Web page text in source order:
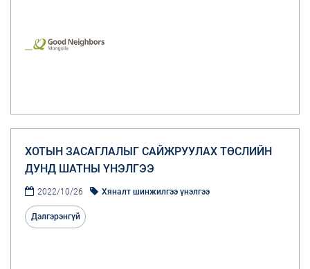
ХОТЫН ЗАСАГЛАЛЫГ САЙЖРУУЛАХ ТӨСЛИЙН
ДУНД ШАТНЫ ҮНЭЛГЭЭ
2022/10/26 Хяналт шинжилгээ үнэлгээ
Дэлгэрэнгүй